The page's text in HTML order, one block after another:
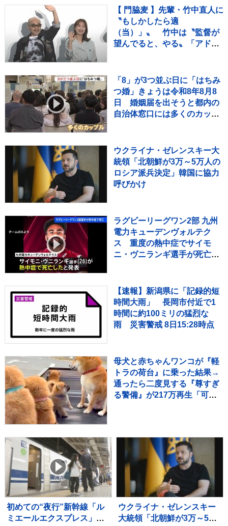
【 門脇麦 】先輩・竹中直人に
〝もしかしたら適
（当）」〟 竹中は〝監督が
望んでると、やる〟「アドリ
「8」が3つ並ぶ日に「はちみ
つ婚」きょうは令和8年8月8
日 婚姻届を出そうと都内の
自治体窓口には多くのカップ
ウクライナ・ゼレンスキー大
統領「北朝鮮が3万～5万人の
ロシア派兵決定」韓国に協力
呼びかけ
ラグビーリーグワン2部 九州
電力キューデンヴォルテク
ス 重度の熱中症でサイモ
ニ・ヴニランギ選手が死亡と
【速報】新潟県に「記録的短
時間大雨」 長岡市付近で1
時間に約100ミリの猛烈な
雨 災害警戒 8日15:28時点
母犬と赤ちゃんワンコが『軽
トラの荷台』に乗った結果→
通ったら二度見する『尊すぎ
る警備』が217万再生「可愛
初めての“夜行”新幹線「ル
ミエールエクスプレス」
ウクライナ・ゼレンスキー
大統領「北朝鮮が3万～5万